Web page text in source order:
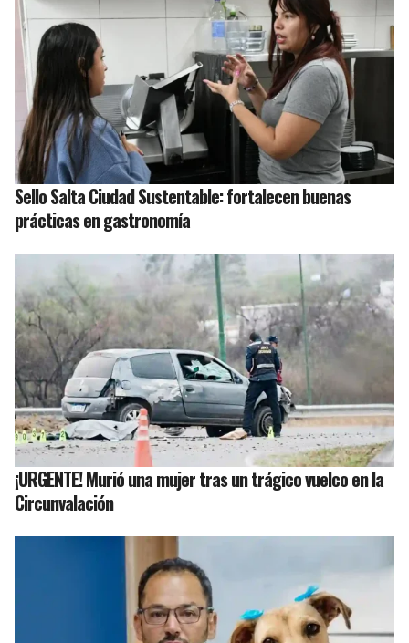
Sello Salta Ciudad Sustentable: fortalecen buenas
prácticas en gastronomía
¡URGENTE! Murió una mujer tras un trágico vuelco en la
Circunvalación